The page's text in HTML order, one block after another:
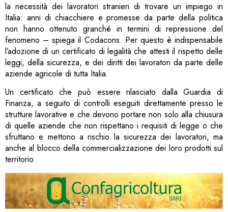
la necessità dei lavoratori stranieri di trovare un impiego in
Italia: anni di chiacchiere e promesse da parte della politica
non hanno ottenuto granché in termini di repressione del
fenomeno – spiega il Codacons. Per questo è indispensabile
l’adozione di un certificato di legalità che attesti il rispetto delle
leggi, della sicurezza, e dei diritti dei lavoratori da parte delle
aziende agricole di tutta Italia.
Un certificato che può essere rilasciato dalla Guardia di
Finanza, a seguito di controlli eseguiti direttamente presso le
strutture lavorative e che devono portare non solo alla chiusura
di quelle aziende che non rispettano i requisiti di legge o che
sfruttano e mettono a rischio la sicurezza dei lavoratori, ma
anche al blocco della commercializzazione dei loro prodotti sul
territorio.